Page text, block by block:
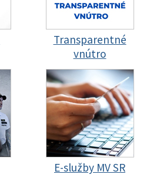
Transparentné
vnútro
E-služby MV SR